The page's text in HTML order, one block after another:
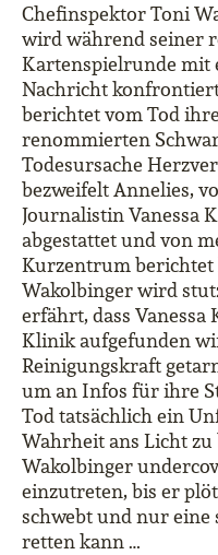
Chefinspektor Toni
wird während seiner
Kartenspielrunde mit
Nachricht
berichtet vom Tod
renommierten
Todesursache
bezweifelt Annelies,
Journalistin Vanessa
abgestattet und von
Kurzentrum berichtet
Wakolbinger wird
erfährt, dass
Klinik aufgefunden
Reinigungskraft
um an Infos für ihre
Tod tatsächlich ein
Wahrheit ans Licht
Wakolbinger
einzutreten, bis er
schwebt und nur eine
retten kann …